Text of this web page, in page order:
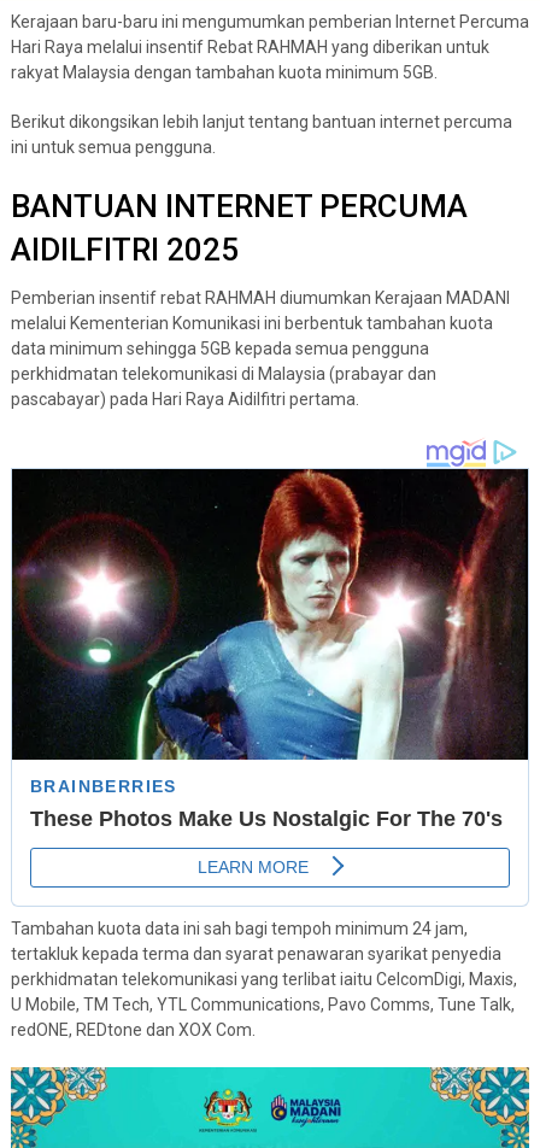
Kerajaan baru-baru ini mengumumkan pemberian Internet Percuma
Hari Raya melalui insentif Rebat RAHMAH yang diberikan untuk
rakyat Malaysia dengan tambahan kuota minimum 5GB.
Berikut dikongsikan lebih lanjut tentang bantuan internet percuma
ini untuk semua pengguna.
BANTUAN INTERNET PERCUMA
AIDILFITRI 2025
Pemberian insentif rebat RAHMAH diumumkan Kerajaan MADANI
melalui Kementerian Komunikasi ini berbentuk tambahan kuota
data minimum sehingga 5GB kepada semua pengguna
perkhidmatan telekomunikasi di Malaysia (prabayar dan
pascabayar) pada Hari Raya Aidilfitri pertama.
Tambahan kuota data ini sah bagi tempoh minimum 24 jam,
tertakluk kepada terma dan syarat penawaran syarikat penyedia
perkhidmatan telekomunikasi yang terlibat iaitu CelcomDigi, Maxis,
U Mobile, TM Tech, YTL Communications, Pavo Comms, Tune Talk,
redONE, REDtone dan XOX Com.